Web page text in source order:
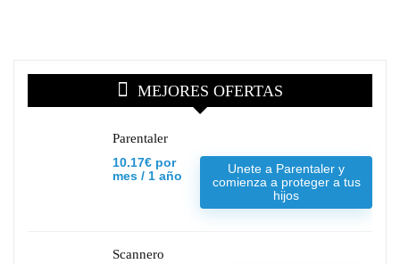
MEJORES OFERTAS
Parentaler
10.17€ por
mes / 1 año
Unete a Parentaler y
comienza a proteger a tus
hijos
Scannero